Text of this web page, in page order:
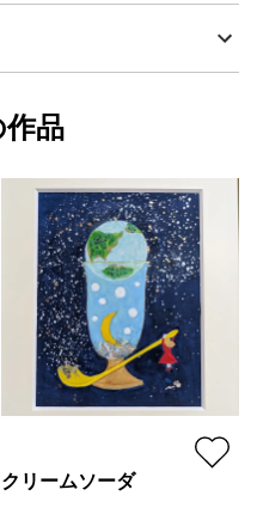
り、華やかさを演出しまし
）金運 仕事運 試験運
tourmaline）健康 争いや凶
）礼儀と礼節 信頼の人脈を広
金箔3号色を使用
。
品
クリームソーダ